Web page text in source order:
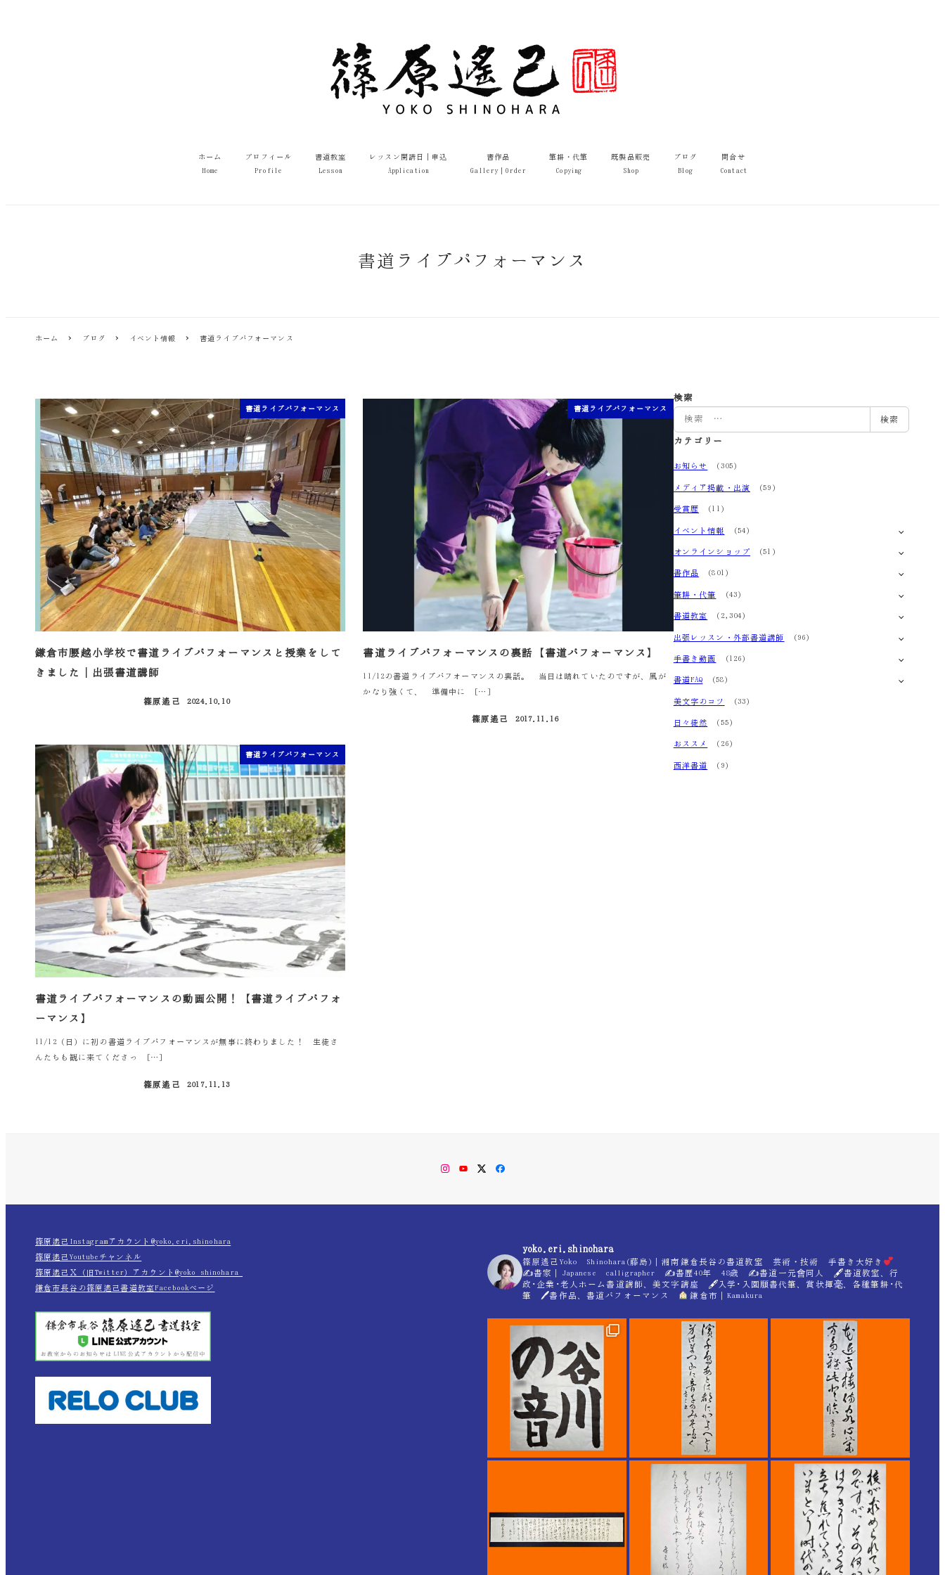
ホーム
Home
プロフィール
Profile
書道教室
Lesson
レッスン開講日｜申込
Application
書作品
Gallery｜Order
筆耕・代筆
Copying
既製品販売
Shop
ブログ
Blog
問合せ
Contact
書道ライブパフォーマンス
ホーム ブログ イベント情報 書道ライブパフォーマンス
書道ライブパフォーマンス
鎌倉市腰越小学校で書道ライブパフォーマンスと授業をして
きました｜出張書道講師
篠原遙己
2024.10.10
書道ライブパフォーマンス
書道ライブパフォーマンスの裏話【書道パフォーマンス】
11/12の書道ライブパフォーマンスの裏話。 当日は晴れていたのですが、風が
かなり強くて、 準備中に […]
篠原遙己
2017.11.16
書道ライブパフォーマンス
書道ライブパフォーマンスの動画公開！【書道ライブパフォ
ーマンス】
11/12（日）に初の書道ライブパフォーマンスが無事に終わりました！ 生徒さ
んたちも観に来てくださっ […]
篠原遙己
2017.11.13
検索
索
検索
カテゴリー
お知らせ (305)
メディア掲載・出演 (59)
受賞歴 (11)
イベント情報 (54)
オンラインショップ (51)
書作品 (801)
筆耕・代筆 (43)
書道教室 (2,304)
出張レッスン・外部書道講師 (96)
手書き動画 (126)
書道FAQ (58)
美文字のコツ (33)
日々徒然 (55)
おススメ (26)
西洋書道 (9)
Instagram
YouTubeTwitterFacebook
篠原遙己Instagramアカウント@yoko.eri.shinohara
篠原遙己Youtubeチャンネル
篠原遙己Ｘ（旧Twitter）アカウント@yoko_shinohara_
鎌倉市長谷の篠原遙己書道教室Facebookページ
yoko.eri.shinohara
篠原遙己Yoko Shinohara(藤島)｜湘南鎌倉長谷の書道教室 芸術・技術 手書き大好き
✍書家｜Japanese calligrapher ✍書歴40年 48歳 ✍書道一元會同人 🖋書道教室、行
政･企業･老人ホーム書道講師、美文字講座 🖋入学･入園願書代筆、賞状揮毫、各種筆耕･代
筆 🖊書作品、書道パフォーマンス
鎌倉市｜Kamakura